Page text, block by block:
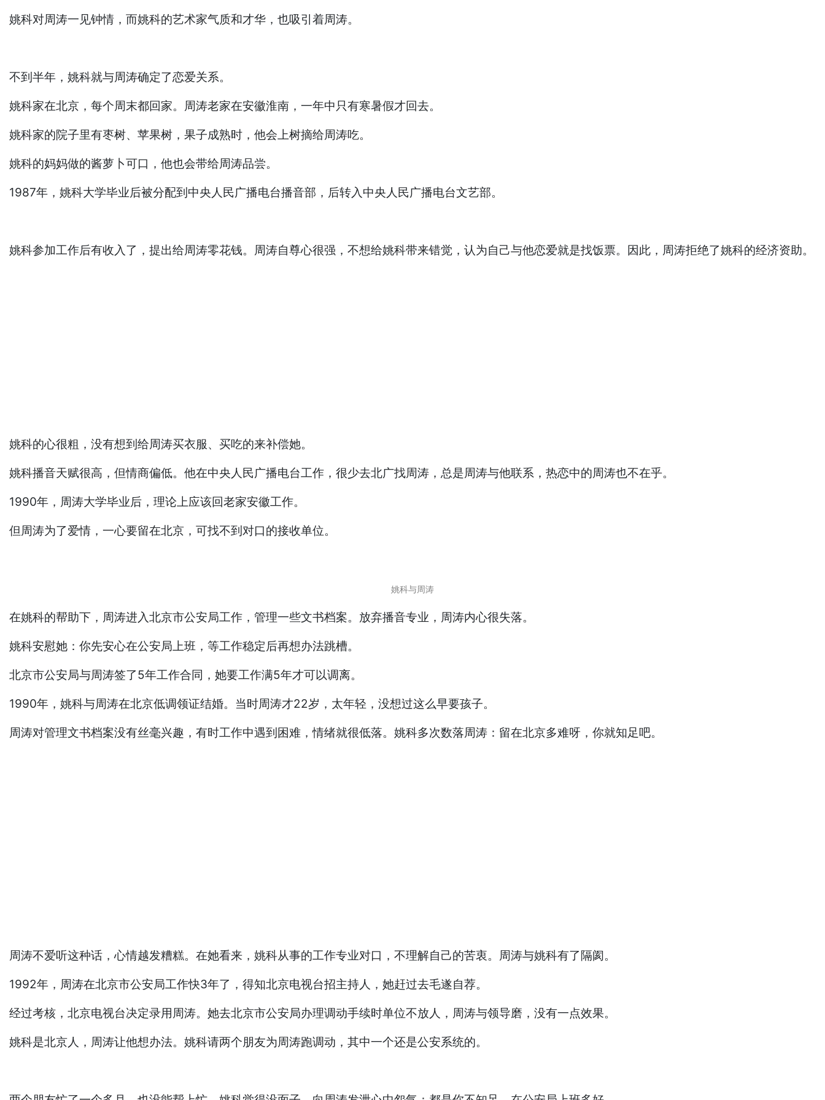
姚科对周涛一见钟情，而姚科的艺术家气质和才华，也吸引着周涛。
不到半年，姚科就与周涛确定了恋爱关系。
姚科家在北京，每个周末都回家。周涛老家在安徽淮南，一年中只有寒暑假才回去。
姚科家的院子里有枣树、苹果树，果子成熟时，他会上树摘给周涛吃。
姚科的妈妈做的酱萝卜可口，他也会带给周涛品尝。
1987年，姚科大学毕业后被分配到中央人民广播电台播音部，后转入中央人民广播电台文艺部。
姚科参加工作后有收入了，提出给周涛零花钱。周涛自尊心很强，不想给姚科带来错觉，认为自己与他恋爱就是找饭票。因此，周涛拒绝了姚科的经济资助。
姚科的心很粗，没有想到给周涛买衣服、买吃的来补偿她。
姚科播音天赋很高，但情商偏低。他在中央人民广播电台工作，很少去北广找周涛，总是周涛与他联系，热恋中的周涛也不在乎。
1990年，周涛大学毕业后，理论上应该回老家安徽工作。
但周涛为了爱情，一心要留在北京，可找不到对口的接收单位。
姚科与周涛
在姚科的帮助下，周涛进入北京市公安局工作，管理一些文书档案。放弃播音专业，周涛内心很失落。
姚科安慰她：你先安心在公安局上班，等工作稳定后再想办法跳槽。
北京市公安局与周涛签了5年工作合同，她要工作满5年才可以调离。
1990年，姚科与周涛在北京低调领证结婚。当时周涛才22岁，太年轻，没想过这么早要孩子。
周涛对管理文书档案没有丝毫兴趣，有时工作中遇到困难，情绪就很低落。姚科多次数落周涛：留在北京多难呀，你就知足吧。
周涛不爱听这种话，心情越发糟糕。在她看来，姚科从事的工作专业对口，不理解自己的苦衷。周涛与姚科有了隔阂。
1992年，周涛在北京市公安局工作快3年了，得知北京电视台招主持人，她赶过去毛遂自荐。
经过考核，北京电视台决定录用周涛。她去北京市公安局办理调动手续时单位不放人，周涛与领导磨，没有一点效果。
姚科是北京人，周涛让他想办法。姚科请两个朋友为周涛跑调动，其中一个还是公安系统的。